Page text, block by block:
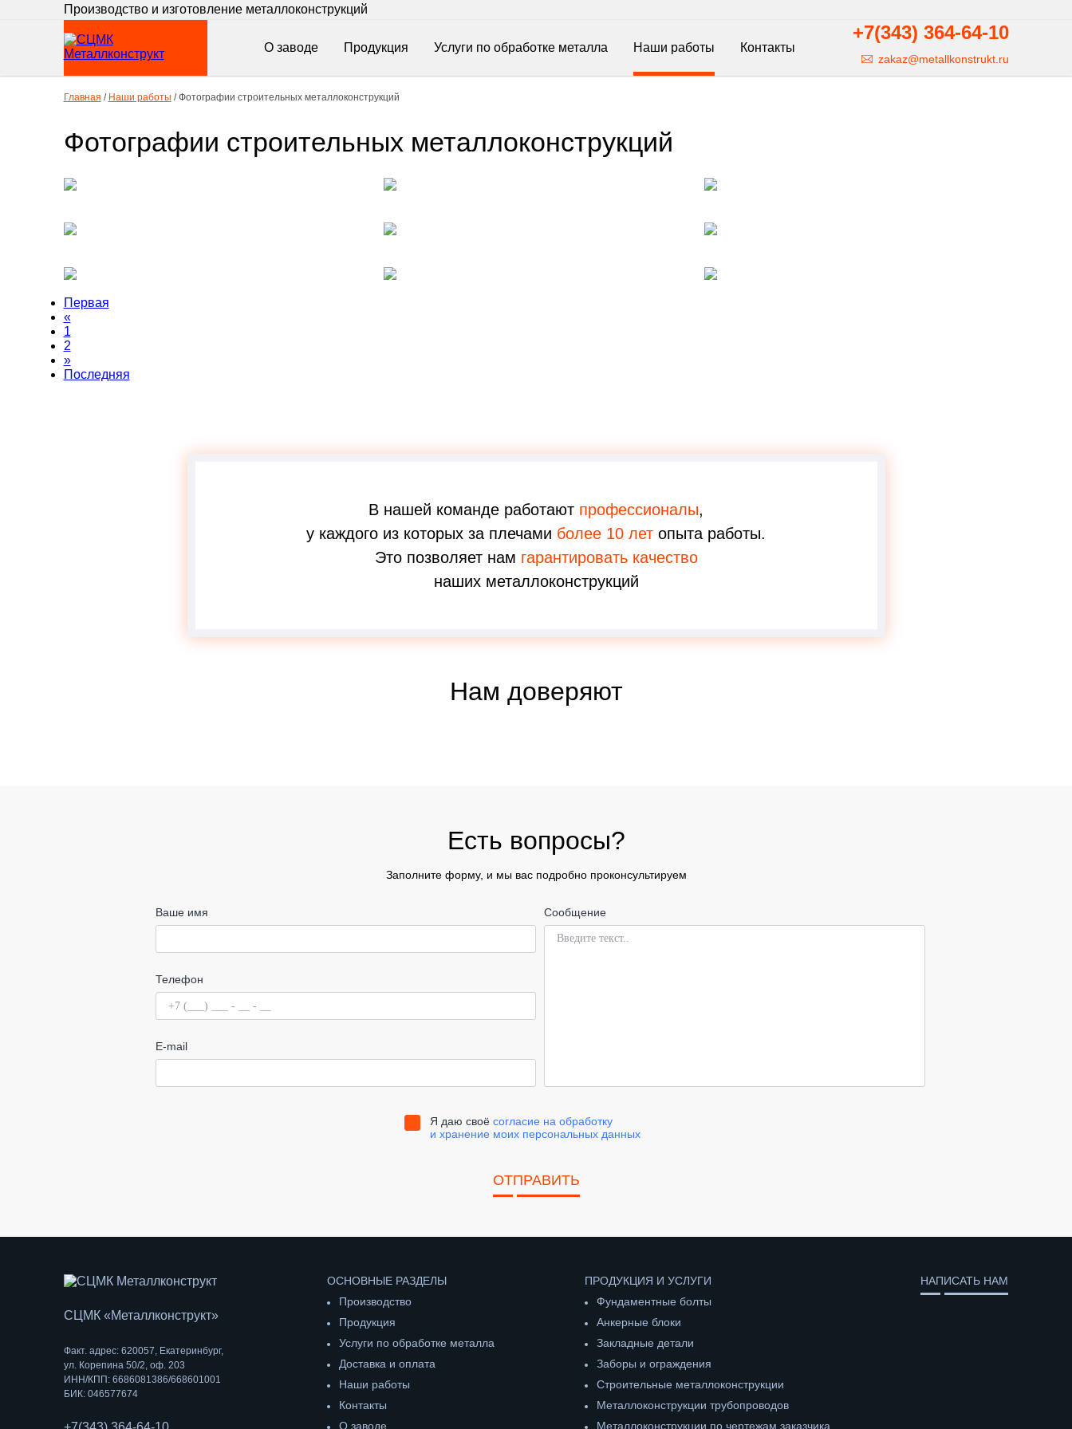
Производство и изготовление металлоконструкций
О заводе Продукция Услуги по обработке металла Наши работы Контакты
+7(343) 364-64-10
zakaz@metallkonstrukt.ru
Главная / Наши работы / Фотографии строительных металлоконструкций
Фотографии строительных металлоконструкций
Первая
«
1
2
»
Последняя
В нашей команде работают профессионалы,
у каждого из которых за плечами более 10 лет опыта работы.
Это позволяет нам гарантировать качество
наших металлоконструкций
Нам доверяют
Есть вопросы?
Заполните форму, и мы вас подробно проконсультируем
Ваше имя
Телефон
E-mail
Сообщение
Я даю своё согласие на обработку
и хранение моих персональных данных
ОТПРАВИТЬ
СЦМК «Металлконструкт»
Факт. адрес: 620057, Екатеринбург,
ул. Корепина 50/2, оф. 203
ИНН/КПП: 6686081386/668601001
БИК: 046577674
ОСНОВНЫЕ РАЗДЕЛЫ
Производство
Продукция
Услуги по обработке металла
Доставка и оплата
Наши работы
Контакты
О заводе
ПРОДУКЦИЯ И УСЛУГИ
Фундаментные болты
Анкерные блоки
Закладные детали
Заборы и ограждения
Строительные металлоконструкции
Металлоконструкции трубопроводов
Металлоконструкции по чертежам заказчика
НАПИСАТЬ НАМ